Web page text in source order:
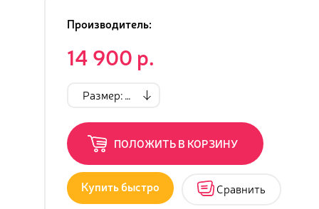
Производитель:
14 900 р.
Размер: см
ПОЛОЖИТЬ В КОРЗИНУ
Купить быстро Сравнить